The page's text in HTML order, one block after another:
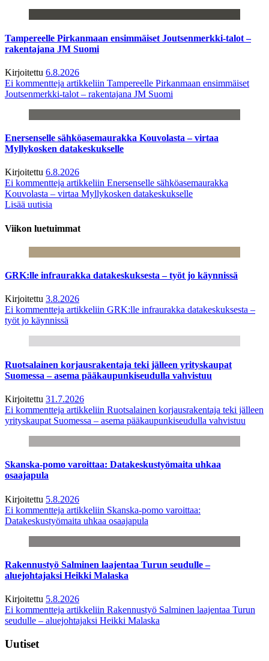
Tampereelle Pirkanmaan ensimmäiset Joutsenmerkki-talot –
rakentajana JM Suomi
Kirjoitettu 6.8.2026
Ei kommentteja artikkeliin Tampereelle Pirkanmaan ensimmäiset
Joutsenmerkki-talot – rakentajana JM Suomi
Enersenselle sähköasemaurakka Kouvolasta – virtaa
Myllykosken datakeskukselle
Kirjoitettu 6.8.2026
Ei kommentteja artikkeliin Enersenselle sähköasemaurakka
Kouvolasta – virtaa Myllykosken datakeskukselle
Lisää uutisia
Viikon luetuimmat
GRK:lle infraurakka datakeskuksesta – työt jo käynnissä
Kirjoitettu 3.8.2026
Ei kommentteja artikkeliin GRK:lle infraurakka datakeskuksesta –
työt jo käynnissä
Ruotsalainen korjausrakentaja teki jälleen yrityskaupat
Suomessa – asema pääkaupunkiseudulla vahvistuu
Kirjoitettu 31.7.2026
Ei kommentteja artikkeliin Ruotsalainen korjausrakentaja teki jälleen
yrityskaupat Suomessa – asema pääkaupunkiseudulla vahvistuu
Skanska-pomo varoittaa: Datakeskustyömaita uhkaa
osaajapula
Kirjoitettu 5.8.2026
Ei kommentteja artikkeliin Skanska-pomo varoittaa:
Datakeskustyömaita uhkaa osaajapula
Rakennustyö Salminen laajentaa Turun seudulle –
aluejohtajaksi Heikki Malaska
Kirjoitettu 5.8.2026
Ei kommentteja artikkeliin Rakennustyö Salminen laajentaa Turun
seudulle – aluejohtajaksi Heikki Malaska
Uutiset